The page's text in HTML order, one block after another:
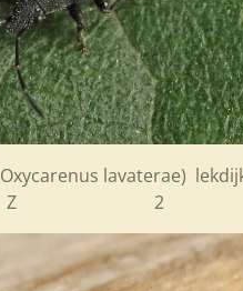
Oxycarenus lavaterae)
Z 2